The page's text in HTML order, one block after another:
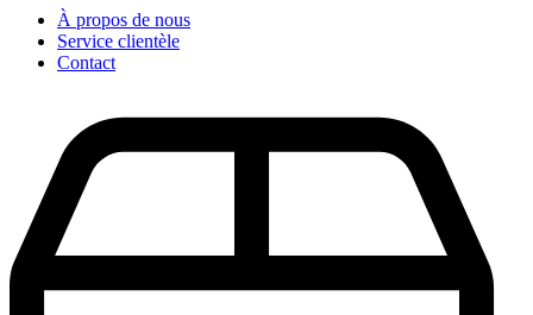
À propos de nous
Service clientèle
Contact